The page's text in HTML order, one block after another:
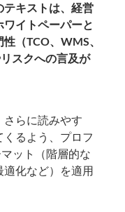
テキストは、経営
イトペーパーと
（TCO、WMS、
スクへの言及が
さらに読みやす
るよう、プロフ
ット（階層的な
適化など）を適用